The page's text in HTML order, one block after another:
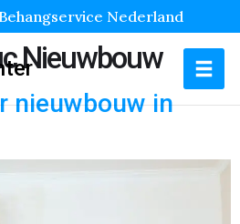
Nederland
Nieuwbouw
nieuwbouw in